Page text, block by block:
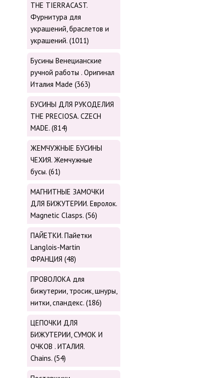
THE TIERRACAST.
Фурнитура для
украшений, браслетов и
украшений. (1011)
Бусины Венецианские
ручной работы . Оригинал
Италия Made (363)
БУСИНЫ ДЛЯ РУКОДЕЛИЯ
THE PRECIOSA. CZECH
MADE. (814)
ЖЕМЧУЖНЫЕ БУСИНЫ
ЧЕХИЯ. Жемчужные
бусы. (61)
МАГНИТНЫЕ ЗАМОЧКИ
ДЛЯ БИЖУТЕРИИ. Евролок.
Magnetic Сlasps. (56)
ПАЙЕТКИ. Пайетки
Langlois-Martin
ФРАНЦИЯ (48)
ПРОВОЛОКА для
бижутерии, тросик, шнуры,
нитки, cпандекс. (186)
ЦЕПОЧКИ ДЛЯ
БИЖУТЕРИИ, СУМОК И
ОЧКОВ . ИТАЛИЯ.
Chains. (54)